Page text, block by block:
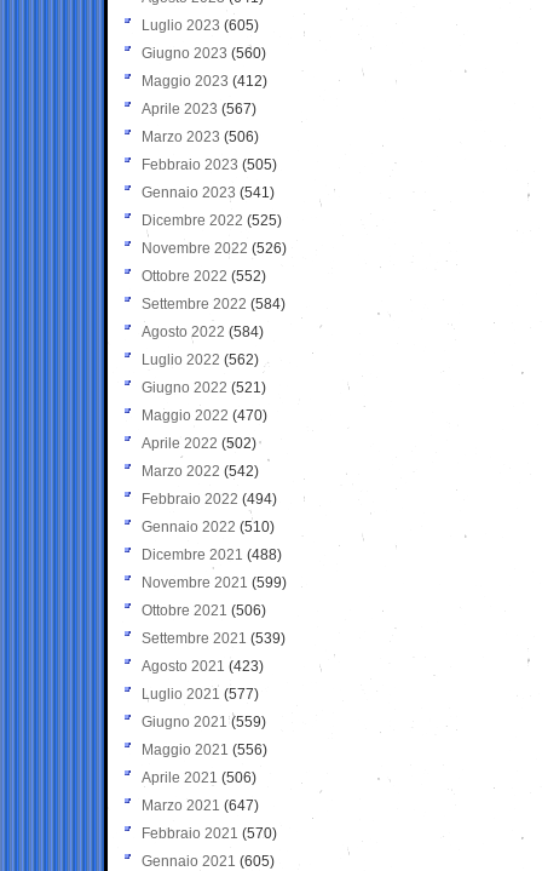
Luglio 2023 (605)
Giugno 2023 (560)
Maggio 2023 (412)
Aprile 2023 (567)
Marzo 2023 (506)
Febbraio 2023 (505)
Gennaio 2023 (541)
Dicembre 2022 (525)
Novembre 2022 (526)
Ottobre 2022 (552)
Settembre 2022 (584)
Agosto 2022 (584)
Luglio 2022 (562)
Giugno 2022 (521)
Maggio 2022 (470)
Aprile 2022 (502)
Marzo 2022 (542)
Febbraio 2022 (494)
Gennaio 2022 (510)
Dicembre 2021 (488)
Novembre 2021 (599)
Ottobre 2021 (506)
Settembre 2021 (539)
Agosto 2021 (423)
Luglio 2021 (577)
Giugno 2021(559)
Maggio 2021 (556)
Aprile 2021 (506)
Marzo 2021 (647)
Febbraio 2021 (570)
Gennaio 2021 (605)